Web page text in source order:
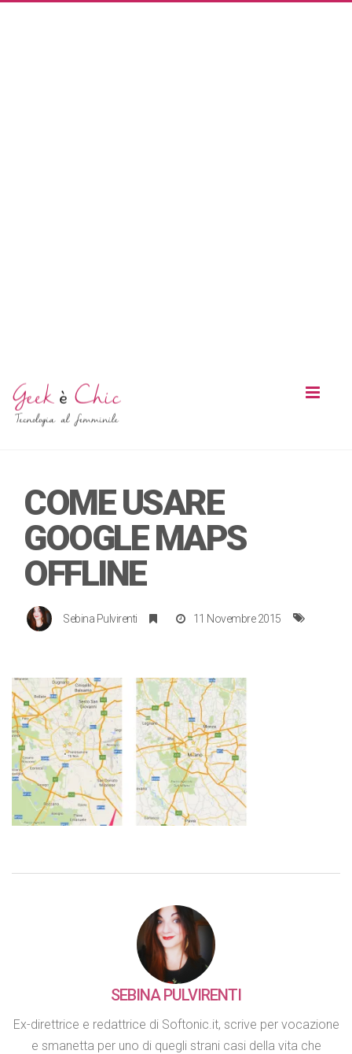
COME USARE
GOOGLE MAPS
OFFLINE
Sebina Pulvirenti 11 Novembre 2015
SEBINA PULVIRENTI
Ex-direttrice e redattrice di Softonic.it, scrive per vocazione
e smanetta per uno di quegli strani casi della vita che